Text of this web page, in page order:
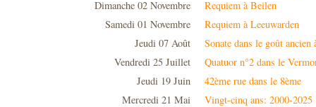
Dimanche 02 Novembre
Requiem à Beilen
Samedi 01 Novembre
Requiem à Leeuwarden
Jeudi 07 Août
Sonate dans le goût ancien
Vendredi 25 Juillet
Quatuor n°2 dans le
Jeudi 19 Juin
42ème rue dans le 8ème
Mercredi 21 Mai
Vingt-cinq ans: 2000-2025